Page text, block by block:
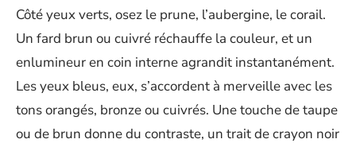
Côté yeux verts, osez le prune, l’aubergine, le corail.
Un fard brun ou cuivré réchauffe la couleur, et un
enlumineur en coin interne agrandit instantanément.
Les yeux bleus, eux, s’accordent à merveille avec les
tons orangés, bronze ou cuivrés. Une touche de taupe
ou de brun donne du contraste, un trait de crayon noir